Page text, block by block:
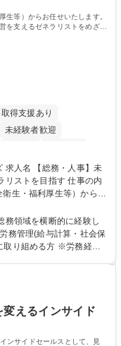
生等）からお任せいたします。
を支えるゼネラリストをめざせ
得支援あり
未経験者歓迎
日祝休み 寮・社宅あり
を目指す 仕事の内
生・福利厚生等）からお
守備範囲を広げ、組織運
健康経営推進等をお任せ
く経験を積んでいただき
職種 【総
えるゼネラリストを目
領域を横断的に経験し
取り組める方 ※労務経験
・勤怠管理など）の経験
変えるインサイド
ンサイドセールスとして、見